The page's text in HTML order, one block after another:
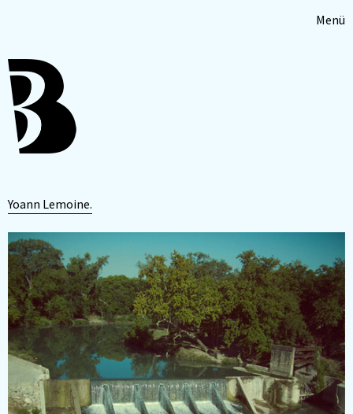
Menü
Yoann Lemoine.